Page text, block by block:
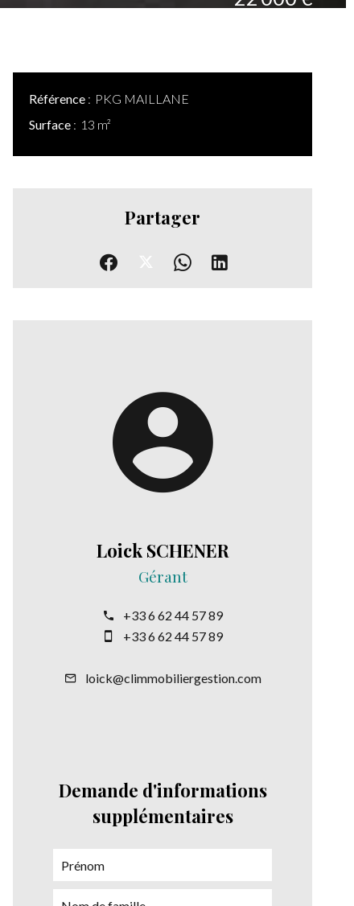
Référence
PKG MAILLANE
Surface
13 m²
Partager
Loick SCHENER
Gérant
+33 6 62 44 57 89
+33 6 62 44 57 89
loick@climmobiliergestion.com
Demande d'informations
supplémentaires